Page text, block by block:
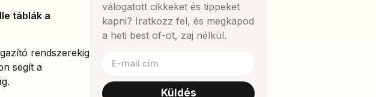
táblák a
rendszerekig
segít a
válogatott cikkeket és tippeket
kapni? Iratkozz fel, és megkapod
a heti best of-ot, zaj nélkül.
Küldés